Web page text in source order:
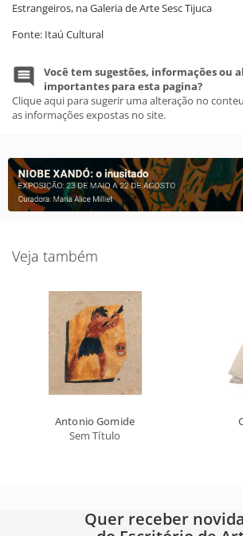
Estrangeiros, na Galeria de Arte Sesc Tijuca
Fonte: Itaú Cultural
Você tem sugestões, informações ou
importantes para esta pagina?
Clique aqui para sugerir uma alteração no
as informações expostas no site.
Veja também
Antonio Gomide
Sem Título
Quer receber